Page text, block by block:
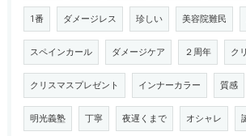
1番 ダメージレス 珍しい 美容院難民
スペインカール ダメージケア ２周年 ク
クリスマスプレゼント インナーカラー 質感
明光義塾 丁寧 夜遅くまで オシャレ